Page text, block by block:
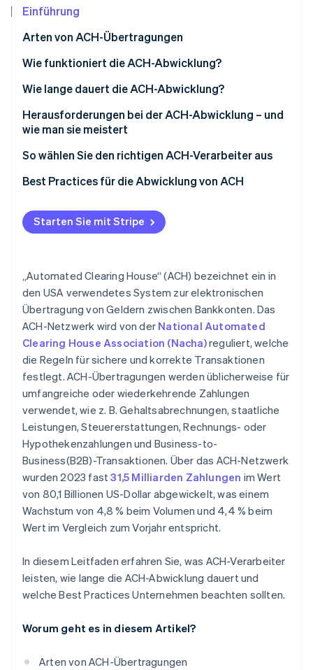
Start-up-Gründung
Climate
Identity
Stripe-Sessions 2026
Jetzt ansehen
Partner
Einführung
Arten von ACH-Übertragungen
Häufige Arten von ACH-Gutschriften
Häufige Arten von ACH-Lastschriften
Wie funktioniert die ACH-Abwicklung?
Wie lange dauert die ACH-Abwicklung?
Standard-ACH-Abwicklung
Herausforderungen bei der ACH-Abwicklung – und
wie man sie meistert
Betrug und nicht autorisierte Transaktionen
Compliance der Nacha-Regeln und -Vorschriften
Betriebsfehler und Verzögerungen
Probleme mit Kontoabgleich und
Begrenzte Bearbeitungsfenster
Kostenmanagement
So wählen Sie den richtigen ACH-Verarbeiter aus
Geschäftliche Anforderungen
Compliance und Sicherheit
Kompatibilität und Integrationsmöglichkeiten
Kundenbetreuung
Ruf und Erfahrung
Best Practices für die Abwicklung von ACH
Sicherheit und Betrugsprävention
Betriebliche Effizienz und Fehlerreduzierung
Starten Sie mit Stripe
„Automated Clearing House“ (ACH) bezeichnet ein in
den USA verwendetes System zur elektronischen
Übertragung von Geldern zwischen Bankkonten. Das
ACH-Netzwerk wird von der National Automated
Clearing House Association (Nacha)reguliert, welche
die Regeln für sichere und korrekte Transaktionen
festlegt. ACH-Übertragungen werden üblicherweise für
umfangreiche oder wiederkehrende Zahlungen
verwendet, wie z. B. Gehaltsabrechnungen, staatliche
Leistungen, Steuererstattungen, Rechnungs- oder
Hypothekenzahlungen und Business-to-
Business(B2B)-Transaktionen. Über das ACH-Netzwerk
wurden 2023 fast31,5 Milliarden Zahlungen im Wert
von 80,1 Billionen US-Dollar abgewickelt, was einem
Wachstum von 4,8 % beim Volumen und 4,4 % beim
Wert im Vergleich zum Vorjahr entspricht.
In diesem Leitfaden erfahren Sie, was ACH-Verarbeiter
leisten, wie lange die ACH-Abwicklung dauert und
welche Best Practices Unternehmen beachten sollten.
Worum geht es in diesem Artikel?
Arten von ACH-Übertragungen